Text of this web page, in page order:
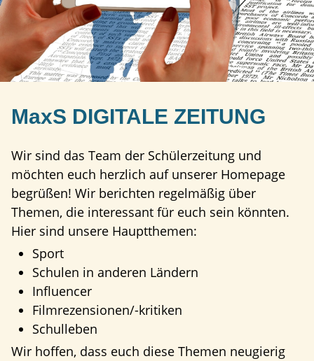
MaxS DIGITALE ZEITUNG
Wir sind das Team der Schülerzeitung und
möchten euch herzlich auf unserer Homepage
begrüßen! Wir berichten regelmäßig über
Themen, die interessant für euch sein könnten.
Hier sind unsere Hauptthemen:
Sport
Schulen in anderen Ländern
Influencer
Filmrezensionen/-kritiken
Schulleben
Wir hoffen, dass euch diese Themen neugierig